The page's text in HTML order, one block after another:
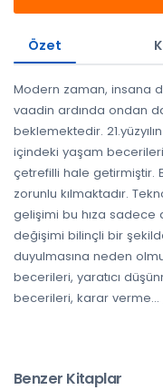
Özet
Modern zaman, insana
vaadin ardında ondan
beklemektedir.
içindeki yaşam
çetrefilli hale getirmiştir.
zorunlu kılmaktadır.
gelişimi bu hıza
değişimi bilinçli bir
duyulmasına neden
becerileri, yaratıcı
becerileri, karar verme...
Benzer Kitaplar